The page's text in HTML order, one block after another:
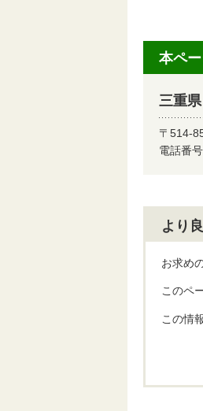
本ペ
三重
〒514-
電話番号
より
お求め
このペ
この情